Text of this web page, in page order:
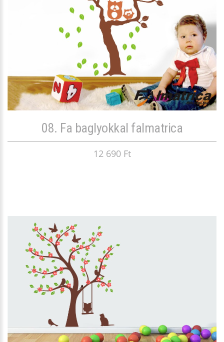
08. Fa baglyokkal falmatrica
12 690 Ft